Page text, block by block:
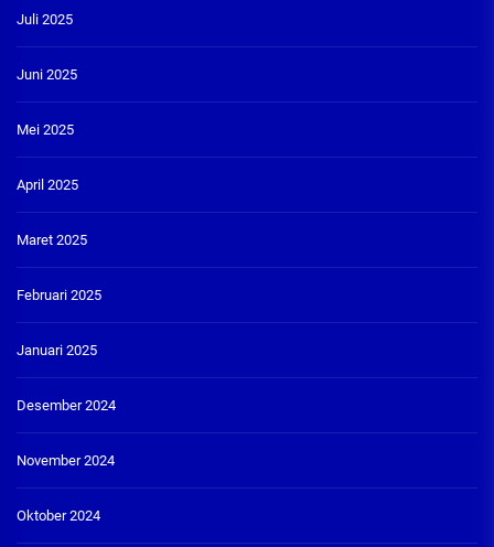
Juli 2025
Juni 2025
Mei 2025
April 2025
Maret 2025
Februari 2025
Januari 2025
Desember 2024
November 2024
Oktober 2024